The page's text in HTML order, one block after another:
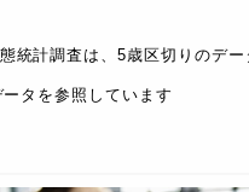
統計調査は、5歳区切りのデー
タを参照しています